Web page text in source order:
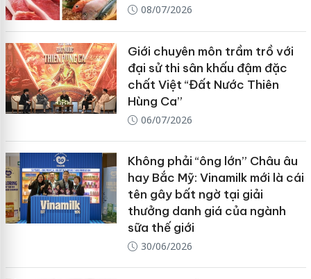
08/07/2026
Giới chuyên môn trầm trồ với
đại sử thi sân khấu đậm đặc
chất Việt “Đất Nước Thiên
Hùng Ca”
06/07/2026
Không phải “ông lớn” Châu âu
hay Bắc Mỹ: Vinamilk mới là cái
tên gây bất ngờ tại giải
thưởng danh giá của ngành
sữa thế giới
30/06/2026